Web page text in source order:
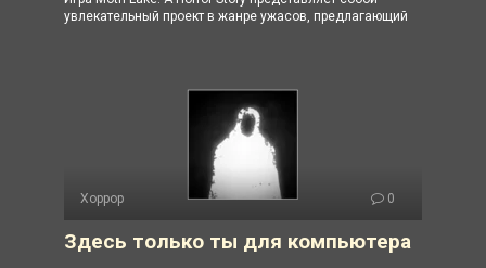
увлекательный проект в жанре ужасов, предлагающий
Хоррор 0
Здесь только ты для компьютера